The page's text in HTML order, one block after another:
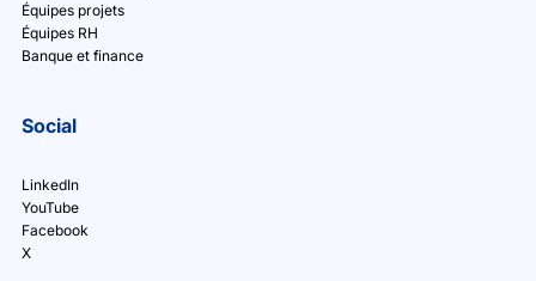
Équipes projets
Équipes RH
Banque et finance
Social
LinkedIn
YouTube
Facebook
X